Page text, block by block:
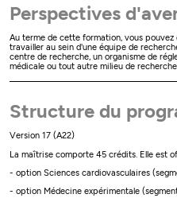
Perspectives
Au terme de cette formation, vous
travailler au sein d'une équipe de
centre de recherche, un organisme de
médicale ou tout autre milieu de
Structure du
Version 17 (A22)
La maîtrise comporte 45 crédits. Elle est
- option Sciences cardiovasculaires
- option Médecine expérimentale